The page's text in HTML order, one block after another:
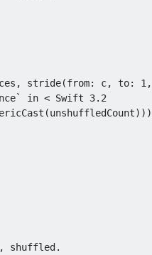
, stride(from: c, to: 1 ,
(unshuffledCount)))